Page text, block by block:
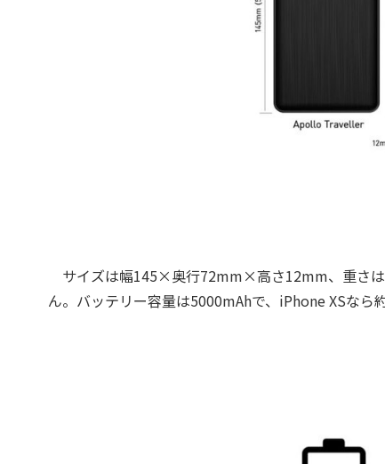
サイズは幅145×奥行72mm×高さ12mm、重さは
ん。バッテリー容量は5000mAhで、iPhone XSなら